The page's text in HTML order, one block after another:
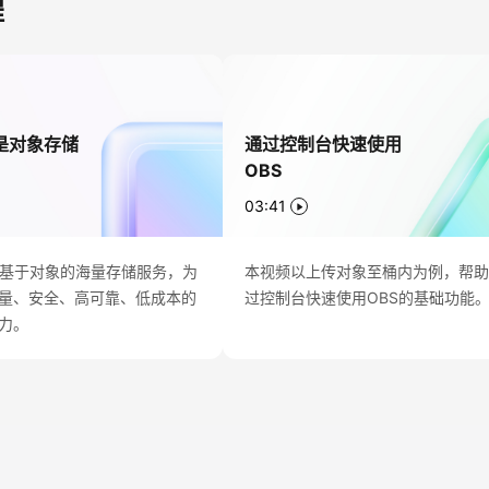
对象存储
于对象的海量存储服务，为
、安全、高可靠、低成本的
。
通过控制台快速使用
OBS
03:41
本视频以上传对象至桶内为例，帮
过控制台快速使用OBS的基础功能